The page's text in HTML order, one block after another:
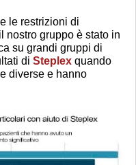
le restrizioni di
nostro gruppo è stato in
su grandi gruppi di
di Steplex quando
diverse e hanno